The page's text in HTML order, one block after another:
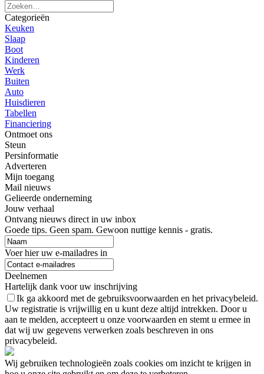
Categorieën
Keuken
Slaap
Boot
Kinderen
Werk
Buiten
Auto
Huisdieren
Tabellen
Financiering
Ontmoet ons
Steun
Persinformatie
Adverteren
Mijn toegang
Mail nieuws
Gelieerde onderneming
Jouw verhaal
Ontvang nieuws direct in uw inbox
Goede tips. Geen spam. Gewoon nuttige kennis - gratis.
Voer hier uw e-mailadres in
Deelnemen
Hartelijk dank voor uw inschrijving
Ik ga akkoord met de gebruiksvoorwaarden en het privacybeleid.
Uw registratie is vrijwillig en u kunt deze altijd intrekken. Door u
aan te melden, accepteert u onze voorwaarden en stemt u ermee in
dat wij uw gegevens verwerken zoals beschreven in ons
privacybeleid.
Wij gebruiken technologieën zoals cookies om inzicht te krijgen in